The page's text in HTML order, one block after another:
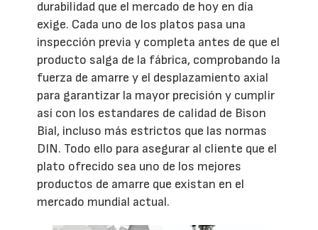
durabilidad que el mercado de hoy en día
exige. Cada uno de los platos pasa una
inspección previa y completa antes de que el
producto salga de la fábrica, comprobando la
fuerza de amarre y el desplazamiento axial
para garantizar la mayor precisión y cumplir
así con los estandares de calidad de Bison
Bial, incluso más estrictos que las normas
DIN. Todo ello para asegurar al cliente que el
plato ofrecido sea uno de los mejores
productos de amarre que existan en el
mercado mundial actual.